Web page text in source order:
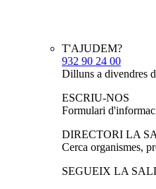
T'AJUDEM?
932 90 24 00
Dilluns a divendres
ESCRIU-NOS
Formulari
DIRECTORI LA
Cerca organismes,
SEGUEIX LA